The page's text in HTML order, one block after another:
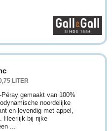
LITER
gemaakt van 100%
noordelijke
en levendig met appel,
Heerlijk bij rijke
...